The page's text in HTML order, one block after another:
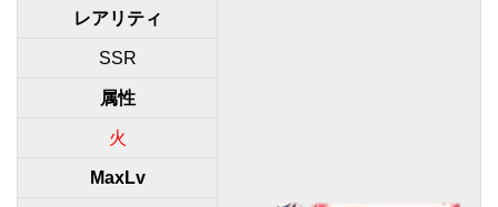
レアリティ
SSR
属性
火
MaxLv